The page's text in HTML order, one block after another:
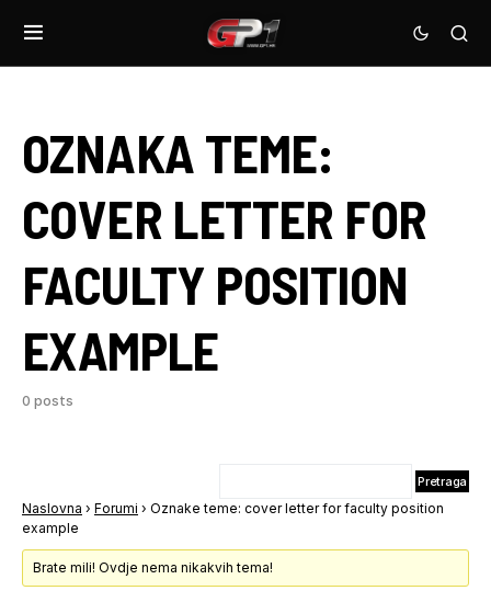
OZNAKA TEME:
COVER LETTER FOR
FACULTY POSITION
EXAMPLE
0 posts
Naslovna › Forumi › Oznake teme: cover letter for faculty position
example
Brate mili! Ovdje nema nikakvih tema!